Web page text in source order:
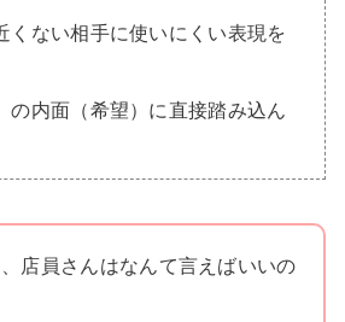
くない相手に使いにくい表現を
の内面（希望）に直接踏み込ん
店員さんはなんて言えばいいの